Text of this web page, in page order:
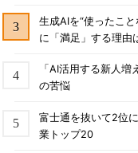
生成AIを“使ったこ
に「満足」する理由
「AI活用する新人
の苦悩
富士通を抜いて2位
業トップ20